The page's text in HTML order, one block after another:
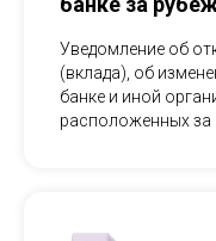
Уведомление об
(вклада), об
банке и иной
расположенных за